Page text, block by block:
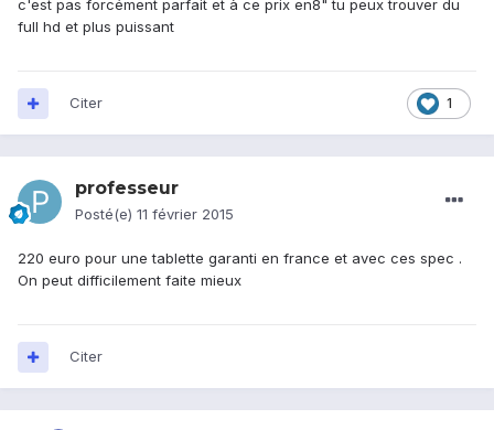
c'est pas forcément parfait et à ce prix en8" tu peux trouver du
full hd et plus puissant
1
Citer
professeur
Posté(e) 11 février 2015
220 euro pour une tablette garanti en france et avec ces spec .
On peut difficilement faite mieux
Citer